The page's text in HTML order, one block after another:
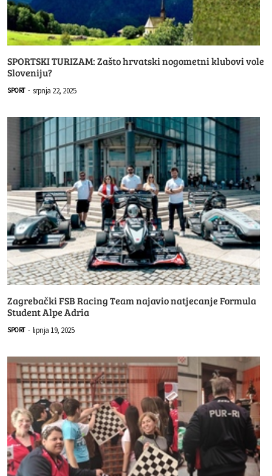
SPORTSKI TURIZAM: Zašto hrvatski nogometni klubovi vole
Sloveniju?
SPORT - srpnja 22, 2025
Zagrebački FSB Racing Team najavio natjecanje Formula
Student Alpe Adria
SPORT - lipnja 19, 2025